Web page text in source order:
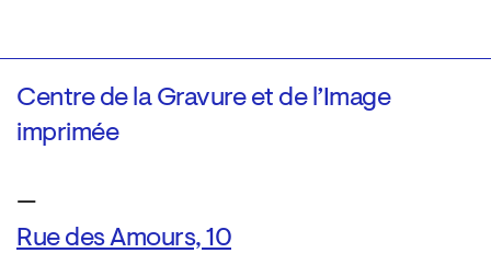
Centre de la Gravure et de l’Image
imprimée
—
Rue des Amours, 10